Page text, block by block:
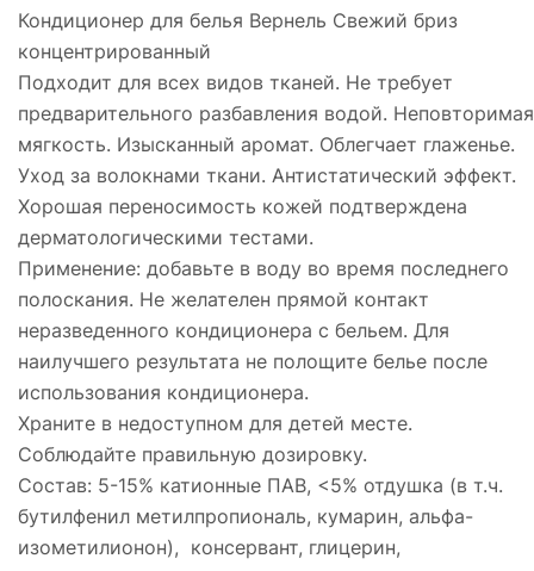
Кондиционер для белья Вернель Свежий бриз
концентрированный
Подходит для всех видов тканей. Не требует
предварительного разбавления водой. Неповторимая
мягкость. Изысканный аромат. Облегчает глаженье.
Уход за волокнами ткани. Антистатический эффект.
Хорошая переносимость кожей подтверждена
дерматологическими тестами.
Применение: добавьте в воду во время последнего
полоскания. Не желателен прямой контакт
неразведенного кондиционера с бельем. Для
наилучшего результата не полощите белье после
использования кондиционера.
Храните в недоступном для детей месте.
Соблюдайте правильную дозировку.
Состав: 5-15% катионные ПАВ, <5% отдушка (в т.ч.
бутилфенил метилпропиональ, кумарин, альфа-
изометилионон), консервант, глицерин,